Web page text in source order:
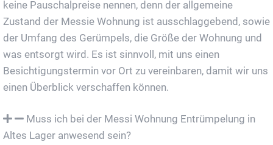
keine Pauschalpreise nennen, denn der allgemeine
Zustand der Messie Wohnung ist ausschlaggebend, sowie
der Umfang des Gerümpels, die Größe der Wohnung und
was entsorgt wird. Es ist sinnvoll, mit uns einen
Besichtigungstermin vor Ort zu vereinbaren, damit wir uns
einen Überblick verschaffen können.
Muss ich bei der Messi Wohnung Entrümpelung in
Altes Lager anwesend sein?